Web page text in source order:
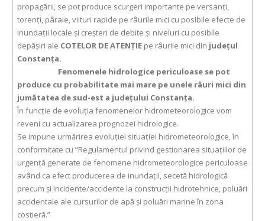
propagării, se pot produce scurgeri importante pe versanți,
torenți, pâraie, viituri rapide pe râurile mici cu posibile efecte de
inundații locale și creșteri de debite și niveluri cu posibile
depășiri ale COTELOR DE ATENŢIE pe râurile mici din județul
Constanța.
Fenomenele hidrologice periculoase se pot
produce cu probabilitate mai mare pe unele râuri mici din
jumătatea de sud-est a județului Constanța.
În funcție de evoluția fenomenelor hidrometeorologice vom
reveni cu actualizarea prognozei hidrologice.
Se impune urmărirea evoluției situației hidrometeorologice, în
conformitate cu ”Regulamentul privind gestionarea situațiilor de
urgență generate de fenomene hidrometeorologice periculoase
având ca efect producerea de inundații, secetă hidrologică
precum și incidente/accidente la construcții hidrotehnice, poluări
accidentale ale cursurilor de apă și poluări marine în zona
costieră.”